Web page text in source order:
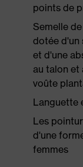
points de
Semelle
dotée d'un
et d'une
au talon et
voûte
Languette
Les
d'une
femmes